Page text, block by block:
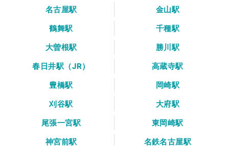
名古屋駅
金山駅
鶴舞駅
千種駅
大曽根駅
勝川駅
春日井駅（JR）
高蔵寺駅
豊橋駅
岡崎駅
刈谷駅
大府駅
尾張一宮駅
東岡崎駅
神宮前駅
名鉄名古屋駅